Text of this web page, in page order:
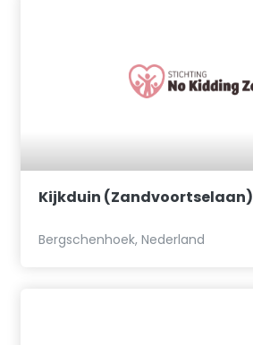
Kijkduin (Zandvoortselaan)
Bergschenhoek, Nederland